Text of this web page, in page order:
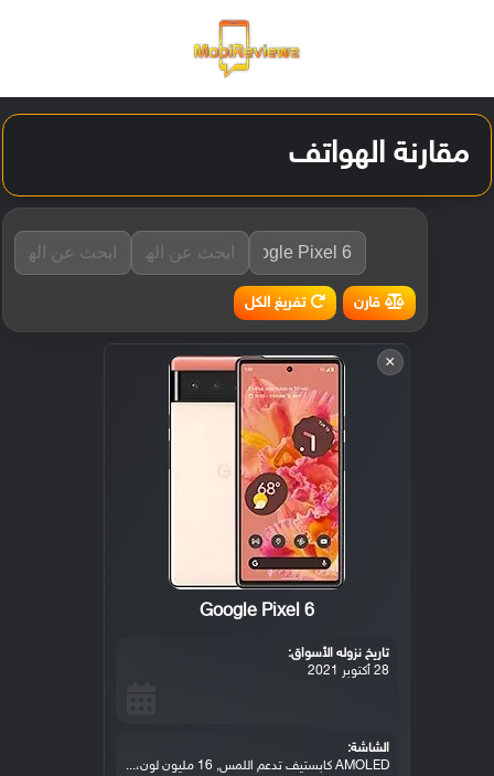
مقارنة الهواتف
قارن تفريغ الكل
×
Google Pixel 6
تاريخ نزوله الأسواق:
28 أكتوبر 2021
الشاشة:
AMOLED كابستيف تدعم اللمس, 16 مليون لون،...